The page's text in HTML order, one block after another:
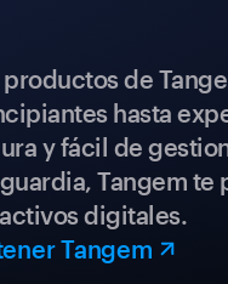
productos de
hasta
y fácil de
Tangem
digitales.
Tangem